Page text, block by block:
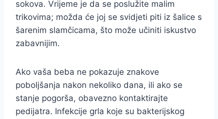
sokova. Vrijeme je da se poslužite malim
trikovima; možda će joj se svidjeti piti iz šalice s
šarenim slamčicama, što može učiniti iskustvo
zabavnijim.
Ako vaša beba ne pokazuje znakove
poboljšanja nakon nekoliko dana, ili ako se
stanje pogorša, obavezno kontaktirajte
pedijatra. Infekcije grla koje su bakterijskog